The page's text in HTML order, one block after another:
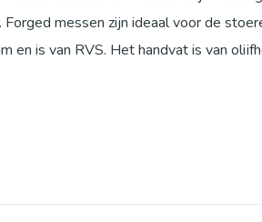
messen zijn ideaal voor de
is van RVS. Het handvat is van